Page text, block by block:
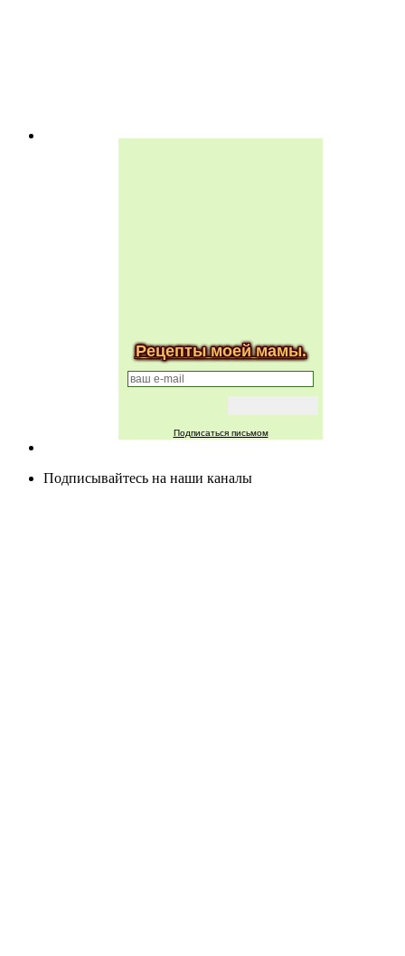
Рецепты моей мамы.
Подписаться письмом
Подписывайтесь на наши каналы